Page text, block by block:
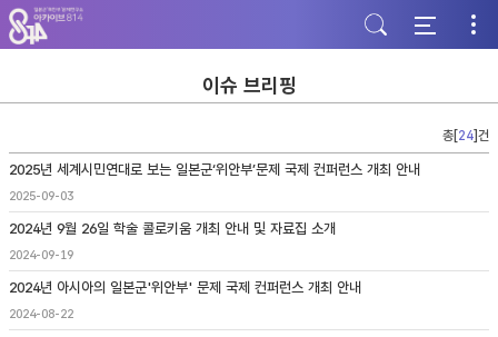
주
메
뉴
가
본
문
바
기
하
단
바
기
이슈 브리핑
총[24]건
2025년 세계시민연대로 보는 일본군‘위안부’문제 국제 컨퍼런스 개최 안내
2025-09-03
2024년 9월 26일 학술 콜로키움 개최 안내 및 자료집 소개
2024-09-19
2024년 아시아의 일본군'위안부' 문제 국제 컨퍼런스 개최 안내
2024-08-22